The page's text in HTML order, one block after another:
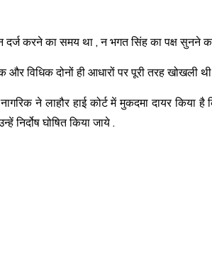
दर्ज करने का समय था , न भगत सिंह का पक्ष सुनने
विधिक दोनों ही आधारों पर पूरी तरह खोखली
ने लाहौर हाई कोर्ट में मुकदमा दायर किया
निर्दोष घोषित किया जाये .